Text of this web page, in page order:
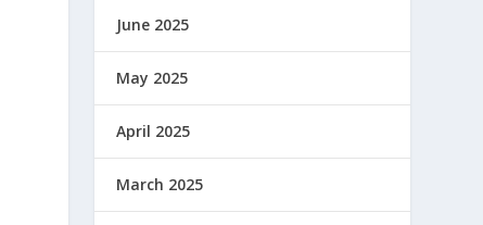
June 2025
May 2025
April 2025
March 2025